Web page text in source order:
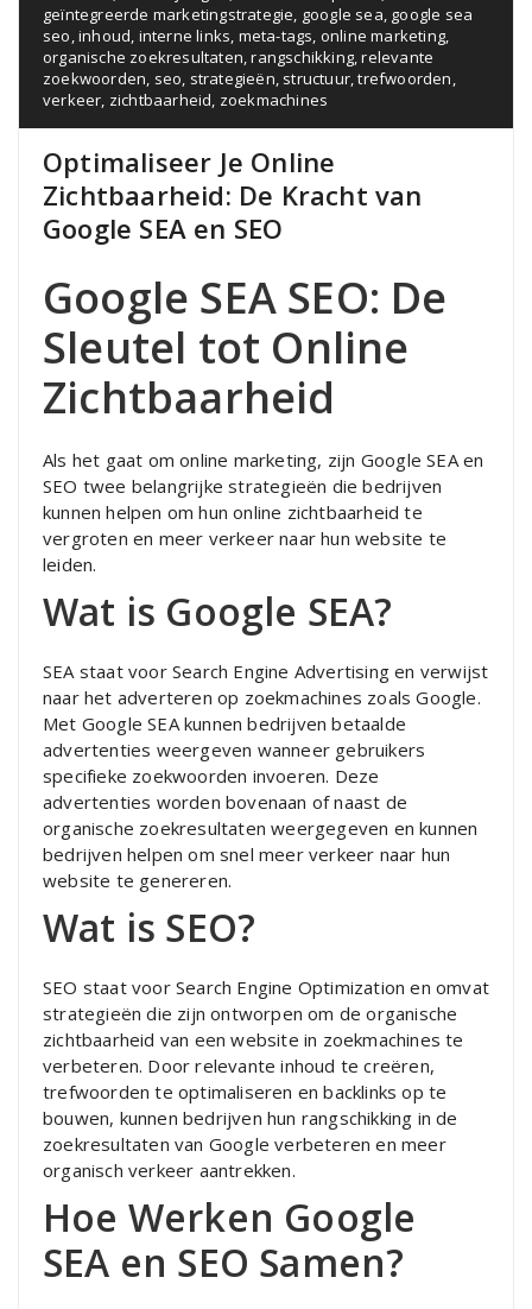
geïntegreerde marketingstrategie, google sea, google sea
seo,inhoud, interne links, meta-tags, online marketing,
organische zoekresultaten,rangschikking,relevante
zoekwoorden, seo, strategieën, structuur,trefwoorden,
verkeer, zichtbaarheid, zoekmachines
Optimaliseer Je Online
Zichtbaarheid: De Kracht van
Google SEA en SEO
Google SEA SEO: De
Sleutel tot Online
Zichtbaarheid
Als het gaat om online marketing, zijn Google SEA en
SEO twee belangrijke strategieën die bedrijven
kunnen helpen om hun online zichtbaarheid te
vergroten en meer verkeer naar hun website te
leiden.
Wat is Google SEA?
SEA staat voor Search Engine Advertising en verwijst
naar het adverteren op zoekmachines zoals Google.
Met Google SEA kunnen bedrijven betaalde
advertenties weergeven wanneer gebruikers
specifieke zoekwoorden invoeren. Deze
advertenties worden bovenaan of naast de
organische zoekresultaten weergegeven en kunnen
bedrijven helpen om snel meer verkeer naar hun
website te genereren.
Wat is SEO?
SEO staat voor Search Engine Optimization en omvat
strategieën die zijn ontworpen om de organische
zichtbaarheid van een website in zoekmachines te
verbeteren. Door relevante inhoud te creëren,
trefwoorden te optimaliseren en backlinks op te
bouwen, kunnen bedrijven hun rangschikking in de
zoekresultaten van Google verbeteren en meer
organisch verkeer aantrekken.
Hoe Werken Google
SEA en SEO Samen?